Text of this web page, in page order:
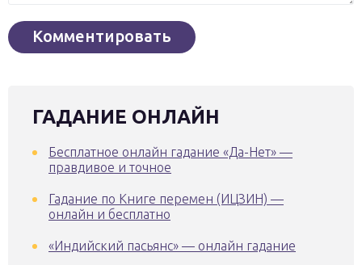
ГАДАНИЕ ОНЛАЙН
Бесплатное онлайн гадание «Да-Нет» —
правдивое и точное
Гадание по Книге перемен (ИЦЗИН) —
онлайн и бесплатно
«Индийский пасьянс» — онлайн гадание